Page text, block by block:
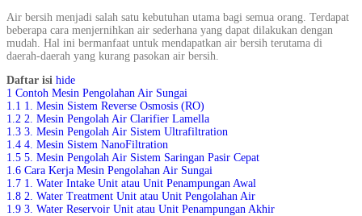
Air bersih menjadi salah satu kebutuhan utama bagi semua orang. Terdapat
beberapa cara menjernihkan air sederhana yang dapat dilakukan dengan
mudah. Hal ini bermanfaat untuk mendapatkan air bersih terutama di
daerah-daerah yang kurang pasokan air bersih.
Daftar isi hide
1 Contoh Mesin Pengolahan Air Sungai
1.1 1. Mesin Sistem Reverse Osmosis (RO)
1.2 2. Mesin Pengolah Air Clarifier Lamella
1.3 3. Mesin Pengolah Air Sistem Ultrafiltration
1.4 4. Mesin Sistem NanoFiltration
1.5 5. Mesin Pengolah Air Sistem Saringan Pasir Cepat
1.6 Cara Kerja Mesin Pengolahan Air Sungai
1.7 1. Water Intake Unit atau Unit Penampungan Awal
1.8 2. Water Treatment Unit atau Unit Pengolahan Air
1.9 3. Water Reservoir Unit atau Unit Penampungan Akhir